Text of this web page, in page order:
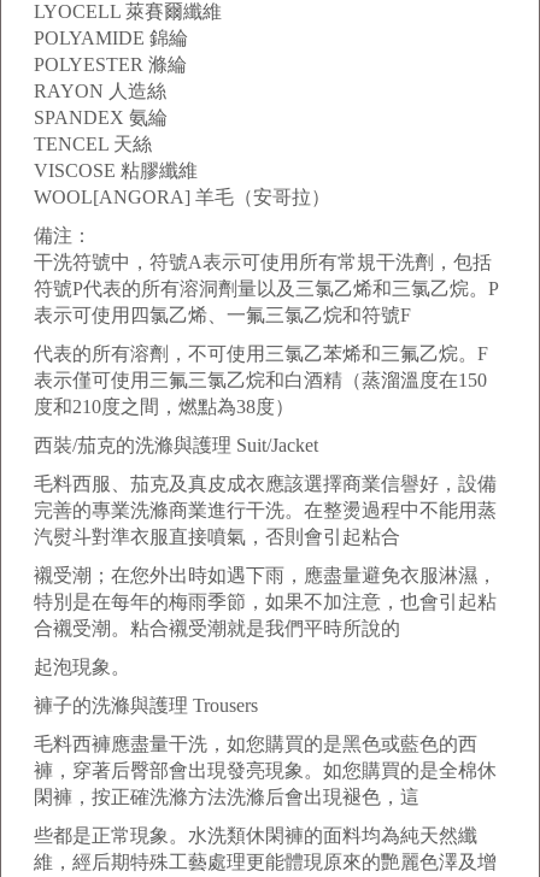
LYOCELL 萊賽爾纖維
POLYAMIDE 錦綸
POLYESTER 滌綸
RAYON 人造絲
SPANDEX 氨綸
TENCEL 天絲
VISCOSE 粘膠纖維
WOOL[ANGORA] 羊毛（安哥拉）
備注：
干洗符號中，符號A表示可使用所有常規干洗劑，包括
符號P代表的所有溶洞劑量以及三氯乙烯和三氯乙烷。P
表示可使用四氯乙烯、一氟三氯乙烷和符號F
代表的所有溶劑，不可使用三氯乙苯烯和三氟乙烷。F
表示僅可使用三氟三氯乙烷和白酒精（蒸溜溫度在150
度和210度之間，燃點為38度）
西裝/茄克的洗滌與護理 Suit/Jacket
毛料西服、茄克及真皮成衣應該選擇商業信譽好，設備
完善的專業洗滌商業進行干洗。在整燙過程中不能用蒸
汽熨斗對準衣服直接噴氣，否則會引起粘合
襯受潮；在您外出時如遇下雨，應盡量避免衣服淋濕，
特別是在每年的梅雨季節，如果不加注意，也會引起粘
合襯受潮。粘合襯受潮就是我們平時所說的
起泡現象。
褲子的洗滌與護理 Trousers
毛料西褲應盡量干洗，如您購買的是黑色或藍色的西
褲，穿著后臀部會出現發亮現象。如您購買的是全棉休
閑褲，按正確洗滌方法洗滌后會出現褪色，這
些都是正常現象。水洗類休閑褲的面料均為純天然纖
維，經后期特殊工藝處理更能體現原來的艷麗色澤及增